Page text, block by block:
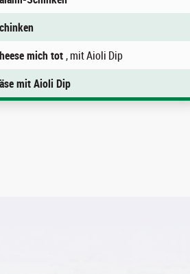
mich tot, mit Aioli Dip
mit Aioli Dip